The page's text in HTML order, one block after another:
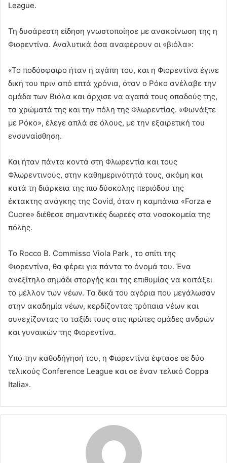
League.
Τη δυσάρεστη είδηση γνωστοποίησε με ανακοίνωση της η
Φιορεντίνα. Αναλυτικά όσα αναφέρουν οι «βιόλα»:
«Το ποδόσφαιρο ήταν η αγάπη του, και η Φιορεντίνα έγινε
δική του πριν από επτά χρόνια, όταν ο Ρόκο ανέλαβε την
ομάδα των Βιόλα και άρχισε να αγαπά τους οπαδούς της,
τα χρώματά της και την πόλη της Φλωρεντίας. «Φωνάξτε
με Ρόκο», έλεγε απλά σε όλους, με την εξαιρετική του
ενσυναίσθηση.
Και ήταν πάντα κοντά στη Φλωρεντία και τους
Φλωρεντινούς, στην καθημερινότητά τους, ακόμη και
κατά τη διάρκεια της πιο δύσκολης περιόδου της
έκτακτης ανάγκης της Covid, όταν η καμπάνια «Forza e
Cuore» διέθεσε σημαντικές δωρεές στα νοσοκομεία της
πόλης.
Το Rocco B. Commisso Viola Park , το σπίτι της
Φιορεντίνα, θα φέρει για πάντα το όνομά του. Ένα
ανεξίτηλο σημάδι στοργής και της επιθυμίας να κοιτάξει
το μέλλον των νέων. Τα δικά του αγόρια που μεγάλωσαν
στην ακαδημία νέων, κερδίζοντας τρόπαια νέων και
συνεχίζοντας το ταξίδι τους στις πρώτες ομάδες ανδρών
και γυναικών της Φιορεντίνα.
Υπό την καθοδήγησή του, η Φιορεντίνα έφτασε σε δύο
τελικούς Conference League και σε έναν τελικό Coppa
Italia».